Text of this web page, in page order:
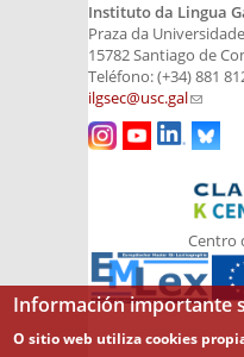
Instituto da Lingua
Praza da
15782 Santiago de
Teléfono: (+34) 881
ilgsec@usc.gal(link
Centro
Información importante
O sitio web utiliza cookies